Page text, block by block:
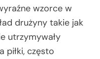
wzorce w
drużyny takie jak
utrzymywały
piłki, często